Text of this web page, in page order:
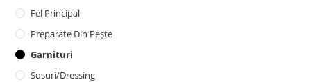
Fel Principal
Preparate Din Pește
Garnituri
Sosuri/dressing